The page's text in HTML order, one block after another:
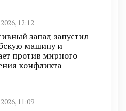
12:12
запад запустил
машину и
против мирного
конфликта
11:09